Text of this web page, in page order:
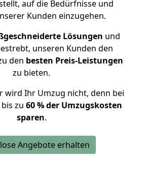
auf die Bedürfnisse und
Kunden einzugehen.
Lösungen und
unseren Kunden den
den besten Preis-Leistungen
zu bieten.
wird Ihr Umzug nicht, denn bei
zu 60 % der Umzugskosten
sparen.
Angebote erhalten